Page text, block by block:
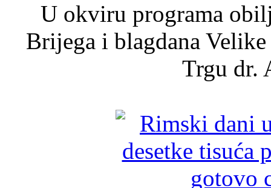
U okviru programa
Brijega i blagdana
Trgu dr.